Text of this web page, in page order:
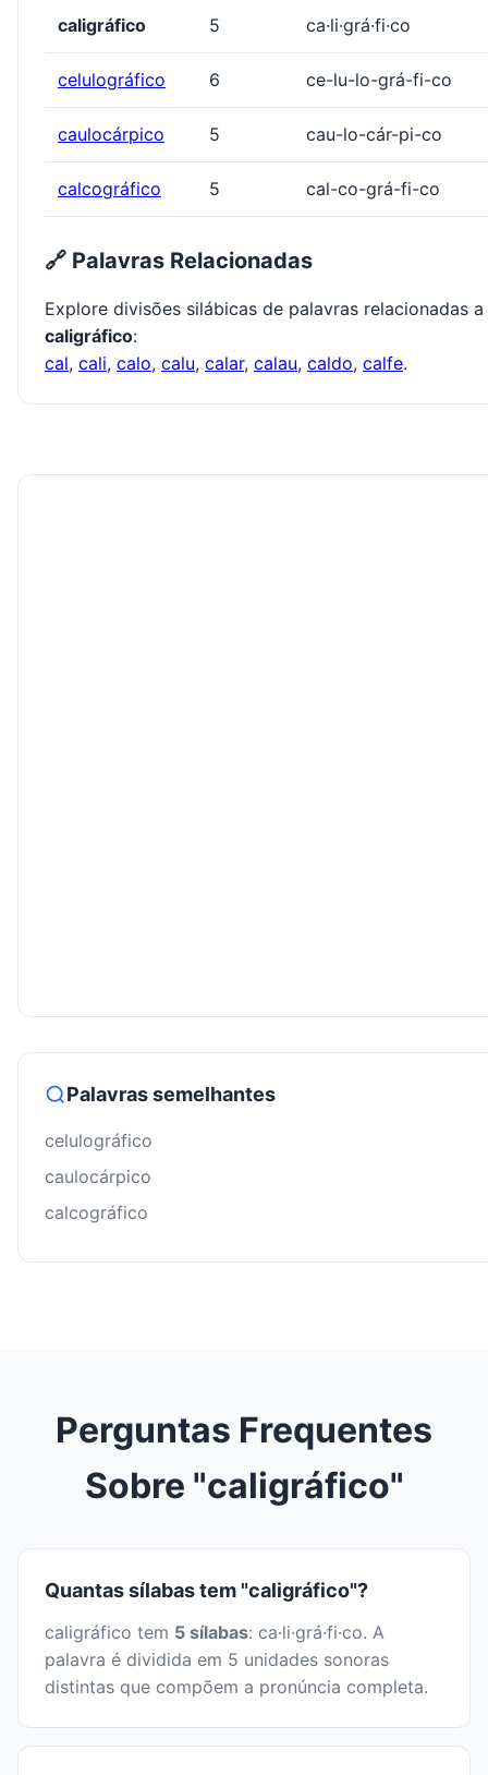
caligráfico 5 ca·li·grá·fi·co
celulográfico 6 ce-lu-lo-grá-fi-co
caulocárpico 5 cau-lo-cár-pi-co
calcográfico 5 cal-co-grá-fi-co
🔗 Palavras Relacionadas
Explore divisões silábicas de palavras relacionadas a
caligráfico:
cal, cali, calo, calu, calar, calau, caldo, calfe.
Palavras semelhantes
celulográfico
caulocárpico
calcográfico
Perguntas Frequentes
Sobre "caligráfico"
Quantas sílabas tem "caligráfico"?
caligráfico tem 5 sílabas: ca·li·grá·fi·co. A
palavra é dividida em 5 unidades sonoras
distintas que compõem a pronúncia completa.